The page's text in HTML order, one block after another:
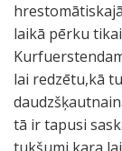
laikā pērku
lai redzētu,kā
tā ir tapusi